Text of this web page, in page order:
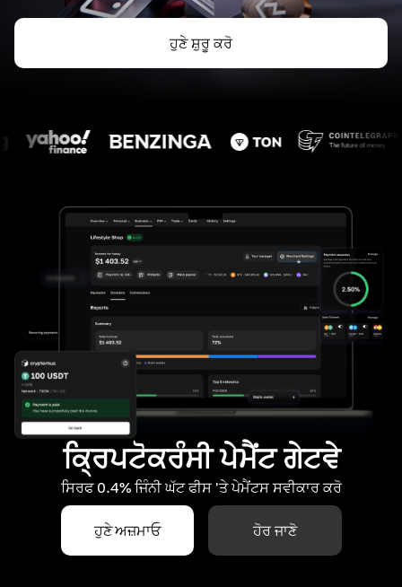
ਹੁਣੇ ਸ਼ੁਰੂ ਕਰੋ
ਕ੍ਰਿਪਟੋਕਰੰਸੀ ਪੇਮੈਂਟ ਗੇਟਵੇ
ਸਿਰਫ 0.4% ਜਿੰਨੀ ਘੱਟ ਫੀਸ 'ਤੇ ਪੇਮੈਂਟਸ ਸਵੀਕਾਰ ਕਰੋ
ਹੁਣੇ ਅਜ਼ਮਾਓ ਹੋਰ ਜਾਣੋ